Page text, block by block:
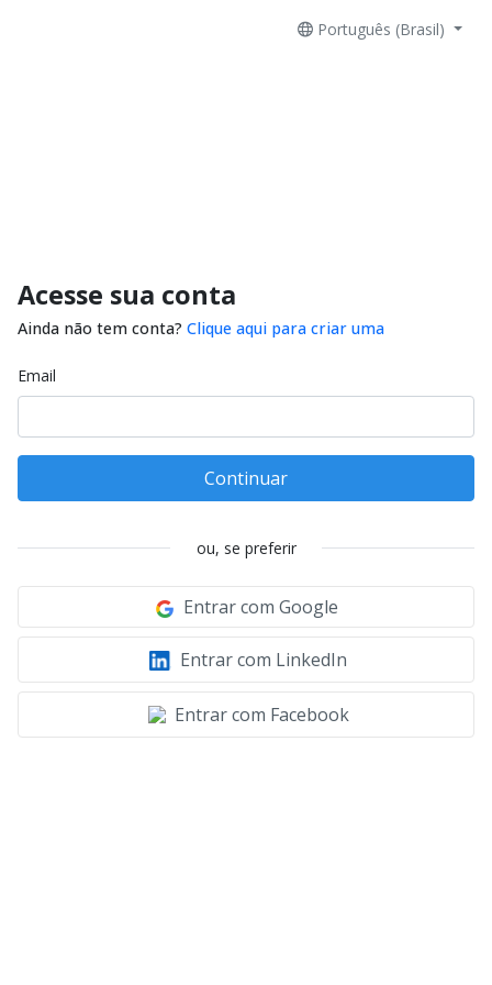
Português (Brasil)
Acesse sua conta
Ainda não tem conta? Clique aqui para criar uma
Email
Continuar
ou, se preferir
Entrar com Google
Entrar com LinkedIn
Entrar com Facebook